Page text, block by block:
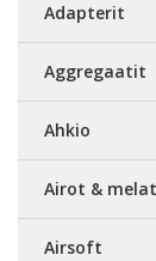
Adapterit
Aggregaatit
Ahkio
Airot & melat
Airsoft